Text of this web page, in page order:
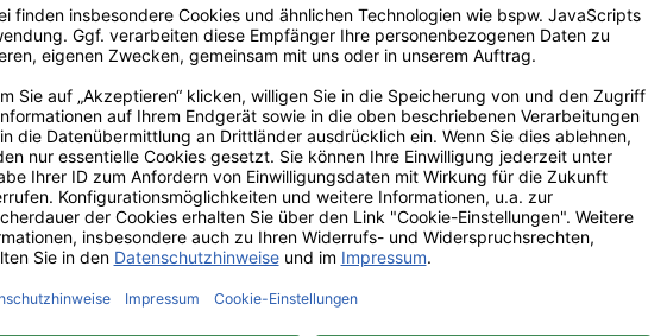
Name*
Telefon
Ihre Nachricht an uns